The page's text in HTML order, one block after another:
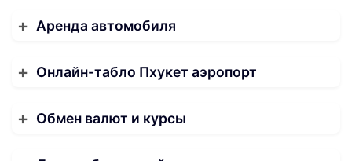
Аренда автомобиля
Онлайн-табло Пхукет аэропорт
Обмен валют и курсы